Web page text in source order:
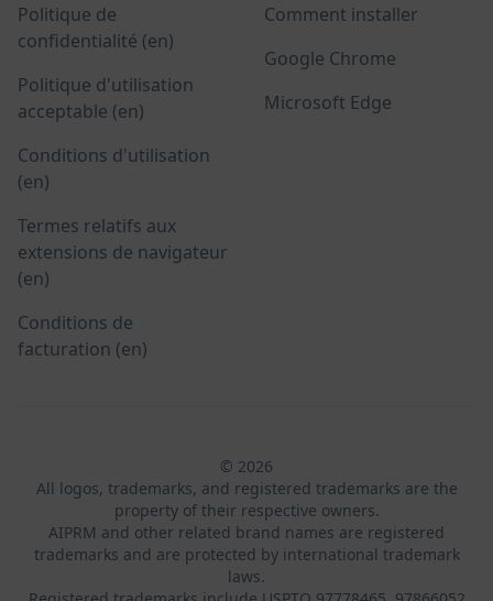
Politique de
confidentialité (en)
Politique d'utilisation
acceptable (en)
Conditions d'utilisation
(en)
Termes relatifs aux
extensions de navigateur
(en)
Conditions de
facturation (en)
Comment installer
Google Chrome
Microsoft Edge
© 2026
All logos, trademarks, and registered trademarks are the
property of their respective owners.
AIPRM and other related brand names are registered
trademarks and are protected by international trademark
laws.